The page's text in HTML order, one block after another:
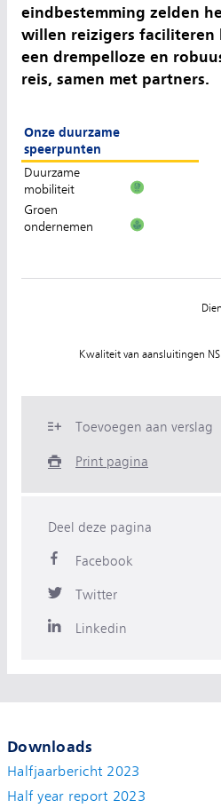
eindbestemming zelden
willen reizigers faciliteren
een drempelloze en
reis, samen met partners.
Onze duurzame
speerpunten
Duurzame
mobiliteit
Groen
ondernemen
Kwaliteit van aansluitingen
Toevoegen aan verslag
Print pagina
Deel deze pagina
Facebook
Twitter
Linkedin
Downloads
Halfjaarbericht 2023
Half year report 2023